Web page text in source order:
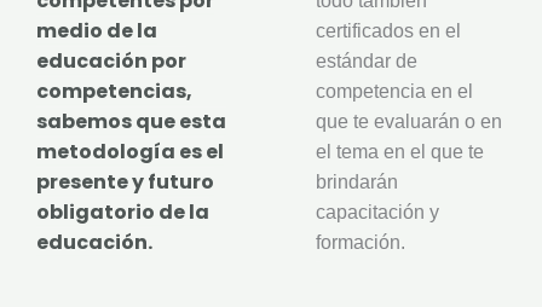
medio de la
educación por
competencias,
sabemos que esta
metodología es el
presente y futuro
obligatorio de la
educación.
certificados en el
estándar de
competencia en el
que te evaluarán o en
el tema en el que te
brindarán
capacitación y
formación.